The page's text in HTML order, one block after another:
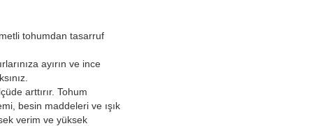
tohumdan tasarruf
ayırın ve ince
arttırır. Tohum
besin maddeleri ve ışık
verim ve yüksek